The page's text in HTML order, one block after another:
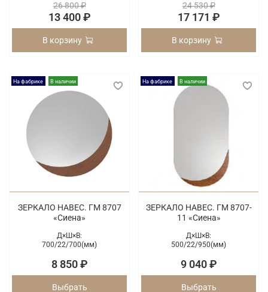
26 800 ₽
13 400 ₽
В корзину
24 530 ₽
17 171 ₽
В корзину
На фабрике В наличии
ЗЕРКАЛО НАВЕС. ГМ 8707
«Сиена»
Д×Ш×В:
700/22/700(мм)
8 850 ₽
Выбрать
На фабрике В наличии
ЗЕРКАЛО НАВЕС. ГМ 8707-
11 «Сиена»
Д×Ш×В:
500/22/950(мм)
9 040 ₽
Выбрать